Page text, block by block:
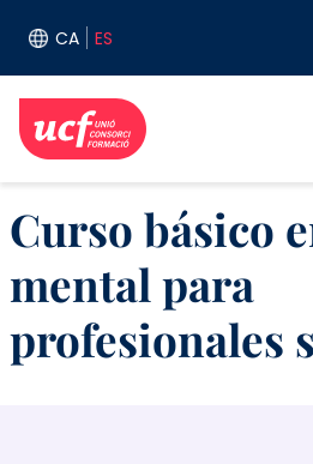
CA ES
Curso básico
mental para
profesionales